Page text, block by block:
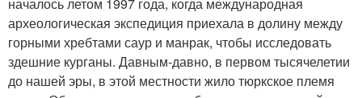
археологическая экспедиция приехала в долину между
горными хребтами саур и манрак, чтобы исследовать
здешние курганы. Давным-давно, в первом тысячелетии
до нашей эры, в этой местности жило тюркское племя